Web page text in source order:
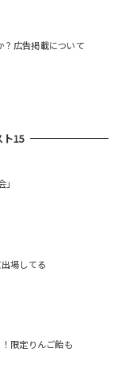
？広告掲載について
15
場してる
限定りんご飴も